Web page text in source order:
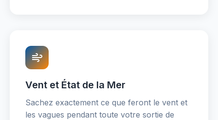
Vent et État de la Mer
Sachez exactement ce que feront le vent et
les vagues pendant toute votre sortie de